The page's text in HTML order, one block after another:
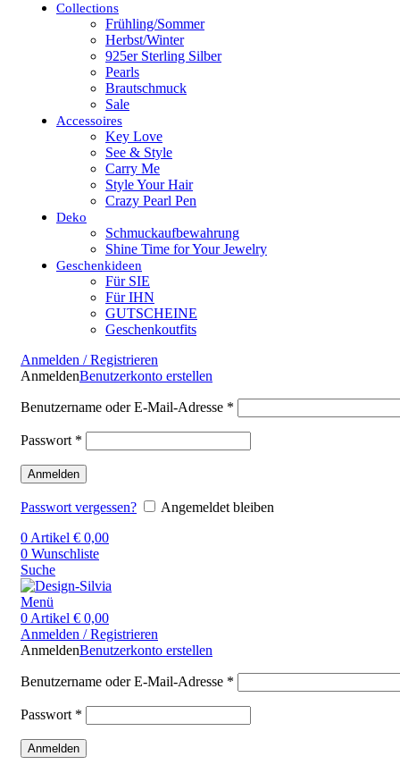
Collections
Frühling/Sommer
Herbst/Winter
925er Sterling Silber
Pearls
Brautschmuck
Sale
Accessoires
Key Love
See & Style
Carry Me
Style Your Hair
Crazy Pearl Pen
Deko
Schmuckaufbewahrung
Shine Time for Your Jewelry
Geschenkideen
Für SIE
Für IHN
GUTSCHEINE
Geschenkoutfits
Anmelden / Registrieren
AnmeldenBenutzerkonto erstellen
Benutzername oder E-Mail-Adresse *
Passwort *
Anmelden
Passwort vergessen?
Angemeldet bleiben
0 Artikel € 0,00
0 Wunschliste
Suche
Menü
0 Artikel € 0,00
Anmelden / Registrieren
AnmeldenBenutzerkonto erstellen
Benutzername oder E-Mail-Adresse *
Passwort *
Anmelden